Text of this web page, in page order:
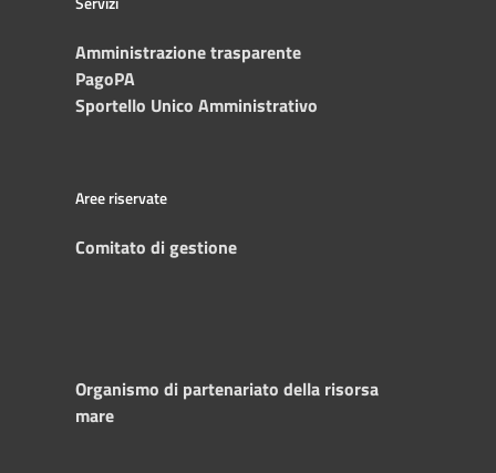
Amministrazione trasparente
PagoPA
Sportello Unico Amministrativo
Aree riservate
Comitato di gestione
Organismo di partenariato della risorsa
mare